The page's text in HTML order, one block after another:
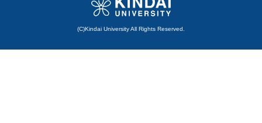
(C)Kindai University All Rights Reserved.